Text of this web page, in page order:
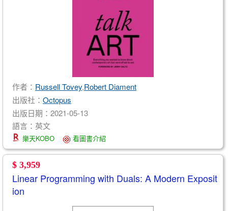
作者： Russell Tovey,Robert Diament
出版社： Octopus
出版日期：2021-05-13
語言：英文
樂天KOBO 看圖書介紹
$ 3,959
Linear Programming with Duals: A Modern Exposit
ion